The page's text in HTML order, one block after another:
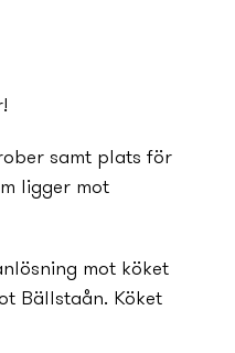
samt plats för
ligger mot
mot köket
Bällstaån. Köket